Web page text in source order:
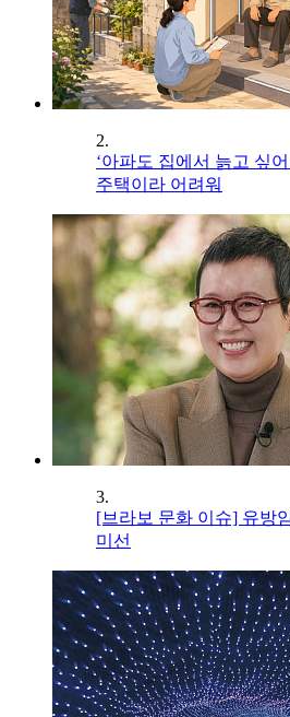
2.
‘아파도 집에서 늙고 싶
주택이라 어려워
3.
[브라보 문화 이슈] 유방
미선